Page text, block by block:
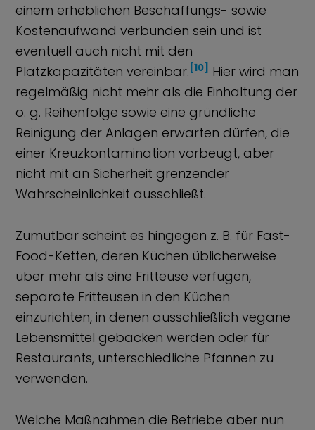
einem erheblichen Beschaffungs- sowie
Kostenaufwand verbunden sein und ist
eventuell auch nicht mit den
Platzkapazitäten vereinbar. [10] Hier wird man
regelmäßig nicht mehr als die Einhaltung der
o. g. Reihenfolge sowie eine gründliche
Reinigung der Anlagen erwarten dürfen, die
einer Kreuzkontamination vorbeugt, aber
nicht mit an Sicherheit grenzender
Wahrscheinlichkeit ausschließt.
Zumutbar scheint es hingegen z. B. für Fast-
Food-Ketten, deren Küchen üblicherweise
über mehr als eine Fritteuse verfügen,
separate Fritteusen in den Küchen
einzurichten, in denen ausschließlich vegane
Lebensmittel gebacken werden oder für
Restaurants, unterschiedliche Pfannen zu
verwenden.
Welche Maßnahmen die Betriebe aber nun